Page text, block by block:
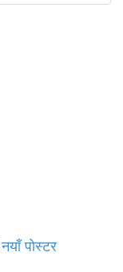
पोस्टर